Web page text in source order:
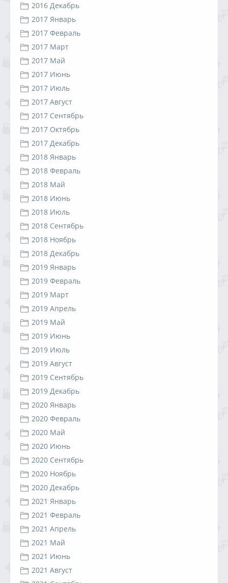
2016 Декабрь
2017 Январь
2017 Февраль
2017 Март
2017 Май
2017 Июнь
2017 Июль
2017 Август
2017 Сентябрь
2017 Октябрь
2017 Декабрь
2018 Январь
2018 Февраль
2018 Май
2018 Июнь
2018 Июль
2018 Сентябрь
2018 Ноябрь
2018 Декабрь
2019 Январь
2019 Февраль
2019 Март
2019 Апрель
2019 Май
2019 Июнь
2019 Июль
2019 Август
2019 Сентябрь
2019 Декабрь
2020 Январь
2020 Февраль
2020 Май
2020 Июнь
2020 Сентябрь
2020 Ноябрь
2020 Декабрь
2021 Январь
2021 Февраль
2021 Апрель
2021 Май
2021 Июнь
2021 Август